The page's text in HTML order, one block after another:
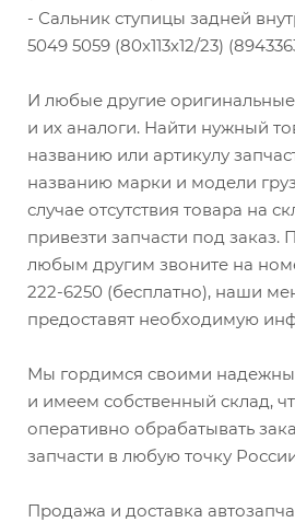
- Сальник ступицы задней
5049 5059 (80х113х12/23)
И любые другие
и их аналоги. Найти нужный
названию или артикулу
названию марки и модели
случае отсутствия товара на
привезти запчасти под заказ.
любым другим звоните на
222-6250 (бесплатно), наши
предоставят необходимую
Мы гордимся своими
и имеем собственный склад,
оперативно обрабатывать
запчасти в любую точку
Продажа и доставка